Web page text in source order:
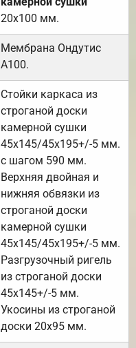
20х100 мм.
Мембрана Ондутис
А100.
Стойки каркаса из
строганой доски
камерной сушки
45х145/45х195+/-5 мм.
с шагом 590 мм.
Верхняя двойная и
нижняя обвязки из
строганой доски
камерной сушки
45х145/45х195+/-5 мм.
Разгрузочный ригель
из строганой доски
45х145+/-5 мм.
Укосины из строганой
доски 20х95 мм.